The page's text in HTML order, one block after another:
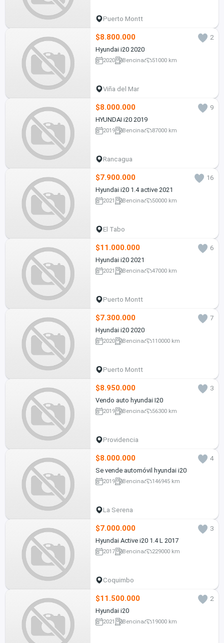
Puerto Montt
$8.800.000
2
Hyundai i20 2020
2020 Bencina 51000 km
Viña del Mar
$8.000.000
9
HYUNDAI i20 2019
2019 Bencina 87000 km
Rancagua
$7.900.000
16
Hyundai i20 1.4 active 2021
2021 Bencina 50000 km
El Tabo
$11.000.000
6
Hyundai i20 2021
2021 Bencina 47000 km
Puerto Montt
$7.300.000
7
Hyundai i20 2020
2020 Bencina 110000 km
Puerto Montt
$8.950.000
3
Vendo auto hyundai I20
2019 Bencina 56300 km
Providencia
$8.000.000
4
Se vende automóvil hyundai i20
2019 Bencina 146945 km
La Serena
$7.000.000
3
Hyundai Active i20 1.4 L 2017
2017 Bencina 229000 km
Coquimbo
$11.500.000
2
Hyundai i20
2021 Bencina 19000 km